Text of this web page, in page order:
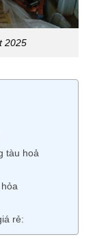
2025
tàu hoả
rẻ: